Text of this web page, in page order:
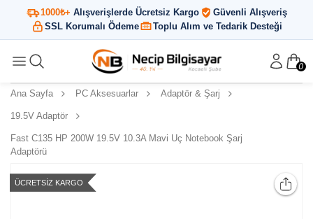
1000₺+ Alışverişlerde Ücretsiz Kargo
Güvenli Alışveriş
SSL Korumalı Ödeme
Toplu Alım ve Tedarik Desteği
0
Ana Sayfa PC Aksesuarlar Adaptör & Şarj
19.5V Adaptör
Fast C135 HP 200W 19.5V 10.3A Mavi Uç Notebook Şarj
Adaptörü
ÜCRETSIZ KARGO